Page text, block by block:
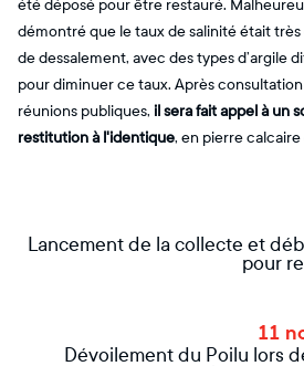
été déposé pour être restauré.
démontré que le taux de salinité était
de dessalement, avec des types d’argile
pour diminuer ce taux. Après
réunions publiques, il sera fait appel à un
restitution à l'identique, en pierre calcaire
Lancement de la collecte et
pour
11
Dévoilement du Poilu lors